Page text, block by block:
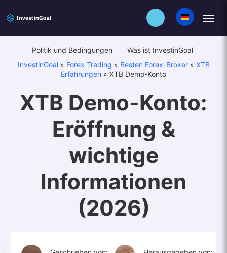
Politik und Bedingungen
Was ist InvestinGoal
InvestinGoal» Forex Trading » Besten Forex-Broker» XTB
Erfahrungen » XTB Demo-Konto
XTB Demo-Konto:
Eröffnung &
wichtige
Informationen
(2026)